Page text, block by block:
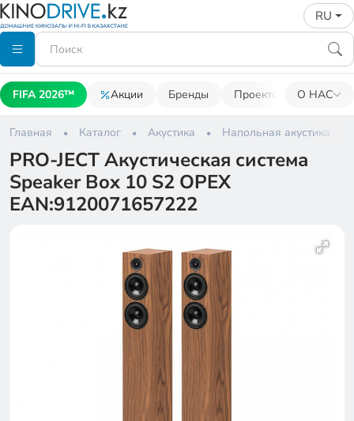
RU
FIFA 2026™ Акции Бренды Проекторы О НАС
Главная Каталог Акустика Напольная акустика
PRO-JECT Акустическая система
Speaker Box 10 S2 ОРЕХ
EAN:9120071657222